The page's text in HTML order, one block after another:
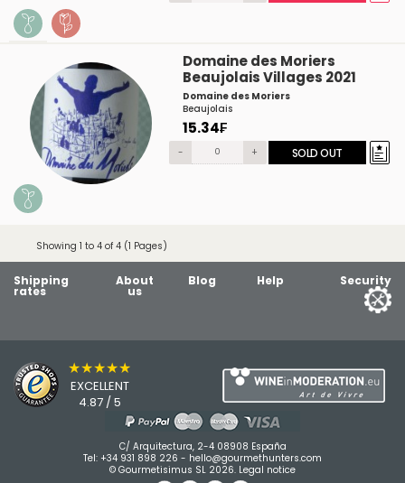
Domaine des Moriers
Beaujolais Villages 2021
Domaine des Moriers
Beaujolais
15.34₣
- + SOLD OUT
Showing 1 to 4 of 4 (1 Pages)
Shipping
rates
About
us
Blog Help Security
★★★★★
EXCELLENT
4.87 / 5
C/ Arquitectura, 2-4 08908 España
Tel: +34 931 898 226 - hello@gourmethunters.com
© Gourmetisimus SL 2026. Legal notice